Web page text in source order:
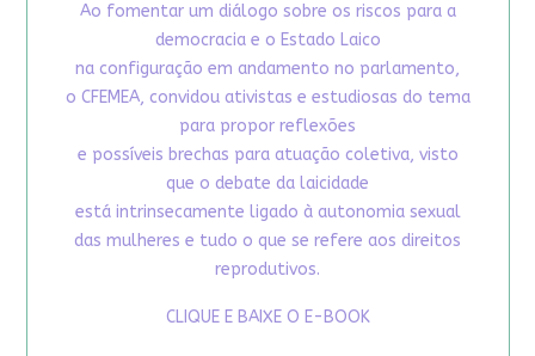
Ao fomentar um diálogo sobre os riscos para a
democracia e o Estado Laico
na configuração em andamento no parlamento,
o CFEMEA, convidou ativistas e estudiosas do tema
para propor reflexões
e possíveis brechas para atuação coletiva, visto
que o debate da laicidade
está intrinsecamente ligado à autonomia sexual
das mulheres e tudo o que se refere aos direitos
reprodutivos.
CLIQUE E BAIXE O E-BOOK